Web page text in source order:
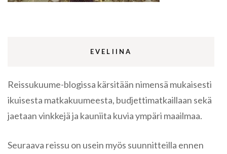
EVELIINA
Reissukuume-blogissa kärsitään nimensä mukaisesti
ikuisesta matkakuumeesta, budjettimatkaillaan sekä
jaetaan vinkkejä ja kauniita kuvia ympäri maailmaa.
Seuraava reissu on usein myös suunnitteilla ennen